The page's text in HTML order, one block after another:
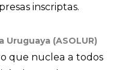
inscriptas.
(ASOLUR)
que nuclea a todos